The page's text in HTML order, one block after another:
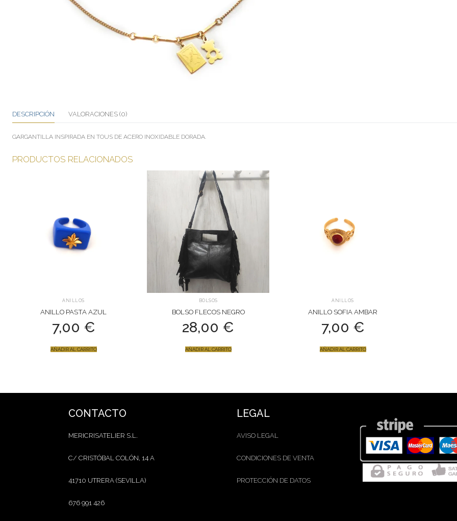
DESCRIPCIÓN VALORACIONES (0)
GARGANTILLA INSPIRADA EN TOUS DE ACERO INOXIDABLE DORADA.
PRODUCTOS RELACIONADOS
ANILLOS
ANILLO PASTA AZUL
7,00 €
AÑADIR AL CARRITO
BOLSOS
BOLSO FLECOS NEGRO
28,00 €
AÑADIR AL CARRITO
ANILLOS
ANILLO SOFIA AMBAR
7,00 €
AÑADIR AL CARRITO
CONTACTO
MERICRISATELIER S.L.
C/ CRISTÓBAL COLÓN, 14 A
41710 UTRERA (SEVILLA)
676 991 426
LEGAL
AVISO LEGAL
CONDICIONES DE VENTA
PROTECCIÓN DE DATOS